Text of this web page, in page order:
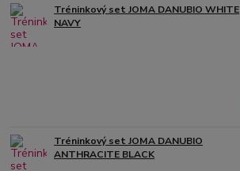
Tréninkový set JOMA DANUBIO WHITE
NAVY
Tréninkový set JOMA DANUBIO
ANTHRACITE BLACK